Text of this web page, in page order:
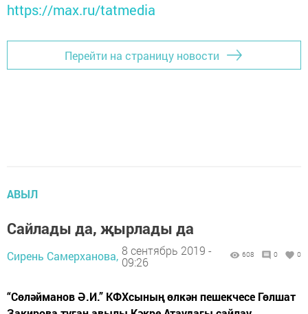
https://max.ru/tatmedia
Перейти на страницу новости
АВЫЛ
Сайлады да, җырлады да
Сирень Самерханова, 8 сентябрь 2019 -
09:26
608 0 0
“Сөләйманов Ә.И.” КФХсының өлкән пешекчесе Гөлшат